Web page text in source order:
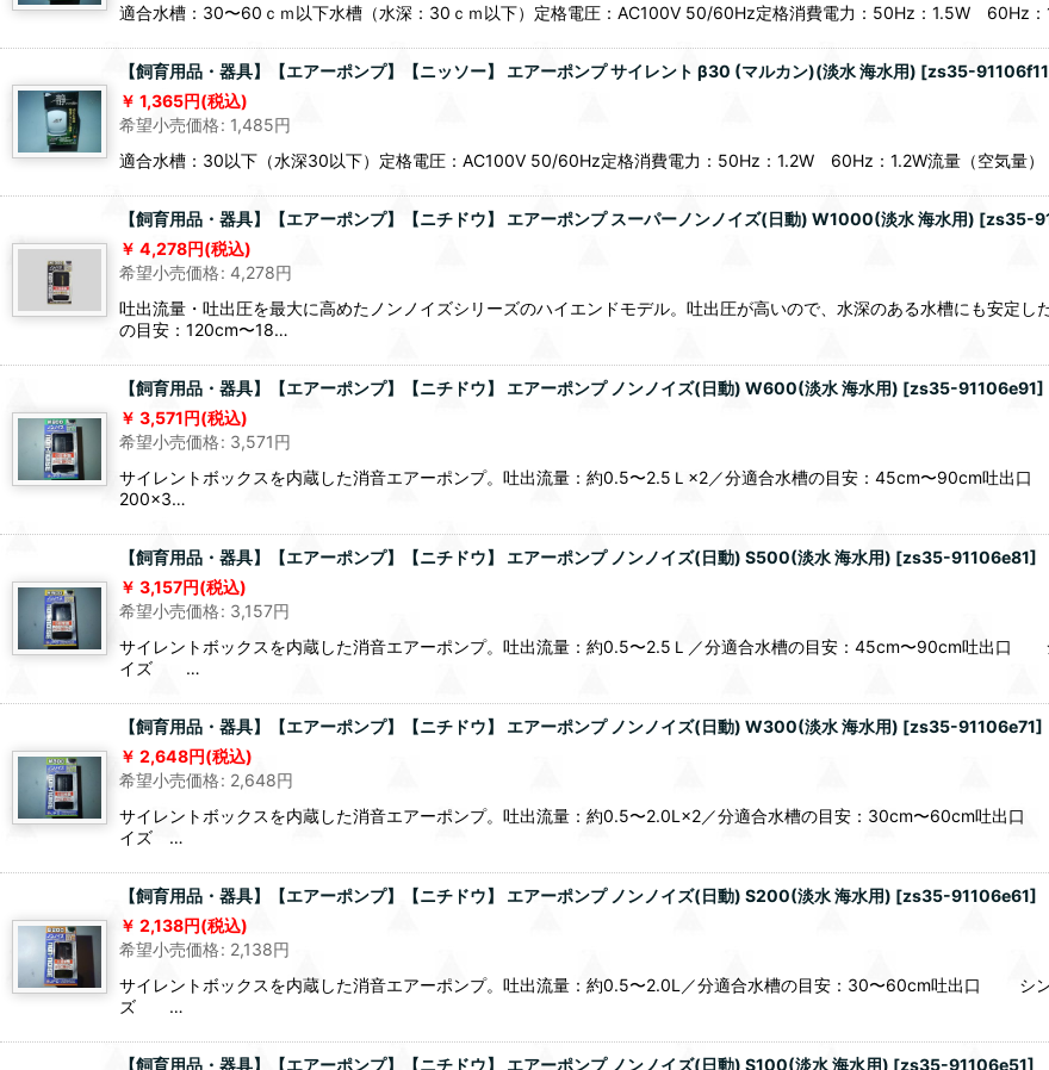
適合水槽：30〜60ｃｍ以下水槽（水深：30ｃｍ以下）定格電圧：AC100V 50/60Hz定格消費電力：50Hz：1.5W 60Hz
【飼育用品・器具】【エアーポンプ】【ニッソー】 エアーポンプ サイレント β30 (マルカン)(淡水 海水用) [zs35-91106f11
1,365円(税込)
希望小売価格: 1,485円
適合水槽：30以下（水深30以下）定格電圧：AC100V 50/60Hz定格消費電力：50Hz：1.2W 60Hz：1.2W流量（空気
【飼育用品・器具】【エアーポンプ】【ニチドウ】 エアーポンプ スーパーノンノイズ(日動) W1000(淡水 海水用) [zs35-
4,278円(税込)
希望小売価格: 4,278円
吐出流量・吐出圧を最大に高めたノンノイズシリーズのハイエンドモデル。吐出圧が高いので、水深のある水槽にも安定
の目安：120cm〜18…
【飼育用品・器具】【エアーポンプ】【ニチドウ】 エアーポンプ ノンノイズ(日動) W600(淡水 海水用) [zs35-91106e91]
3,571円(税込)
希望小売価格: 3,571円
サイレントボックスを内蔵した消音エアーポンプ。吐出流量：約0.5〜2.5Ｌ×2／分適合水槽の目安：45cm〜
200×3…
【飼育用品・器具】【エアーポンプ】【ニチドウ】 エアーポンプ ノンノイズ(日動) S500(淡水 海水用) [zs35-91106e81]
3,157円(税込)
希望小売価格: 3,157円
サイレントボックスを内蔵した消音エアーポンプ。吐出流量：約0.5〜2.5Ｌ／分適合水槽の目安：45cm〜90cm
イズ …
【飼育用品・器具】【エアーポンプ】【ニチドウ】 エアーポンプ ノンノイズ(日動) W300(淡水 海水用) [zs35-91106e71]
2,648円(税込)
希望小売価格: 2,648円
サイレントボックスを内蔵した消音エアーポンプ。吐出流量：約0.5〜2.0L×2／分適合水槽の目安：30cm〜60cm
イズ …
【飼育用品・器具】【エアーポンプ】【ニチドウ】 エアーポンプ ノンノイズ(日動) S200(淡水 海水用) [zs35-91106e61]
2,138円(税込)
希望小売価格: 2,138円
サイレントボックスを内蔵した消音エアーポンプ。吐出流量：約0.5〜2.0L／分適合水槽の目安：30〜60cm吐出
ズ …
【飼育用品・器具】【エアーポンプ】【ニチドウ】 エアーポンプ ノンノイズ(日動) S100(淡水 海水用) [zs35-91106e51]